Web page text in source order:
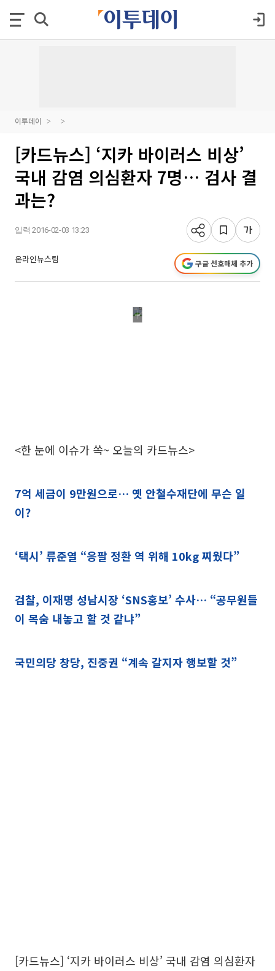
이투데이
[카드뉴스] ‘지카 바이러스 비상’
국내 감염 의심환자 7명… 검사 결
과는?
입력 2016-02-03 13:23
온라인뉴스팀 구글 선호매체 추가
<한 눈에 이슈가 쏙~ 오늘의 카드뉴스>
7억 세금이 9만원으로… 옛 안철수재단에 무슨 일
이?
‘택시’ 류준열 “응팔 정환 역 위해 10kg 찌웠다”
검찰, 이재명 성남시장 ‘SNS홍보’ 수사… “공무원들
이 목숨 내놓고 할 것 같냐”
국민의당 창당, 진중권 “계속 갈지자 행보할 것”
[카드뉴스] ‘지카 바이러스 비상’ 국내 감염 의심환자